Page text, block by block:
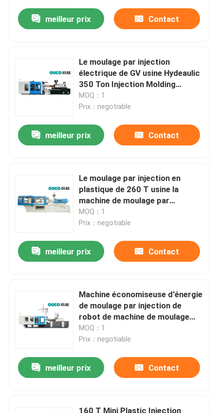
meilleur prix Contact
Le moulage par injection
électrique de GV usine Hydeaulic
350 Ton Injection Molding
Machine
MOQ：1
Prix：negotiable
meilleur prix Contact
Le moulage par injection en
plastique de 260 T usine la
machine de moulage par
injection d'ABS de trémie
MOQ：1
Prix：negotiable
meilleur prix Contact
Machine économiseuse d'énergie
de moulage par injection de
robot de machine de moulage
par injection de GV 200ton
MOQ：1
Prix：negotiable
meilleur prix Contact
160 T Mini Plastic Injection